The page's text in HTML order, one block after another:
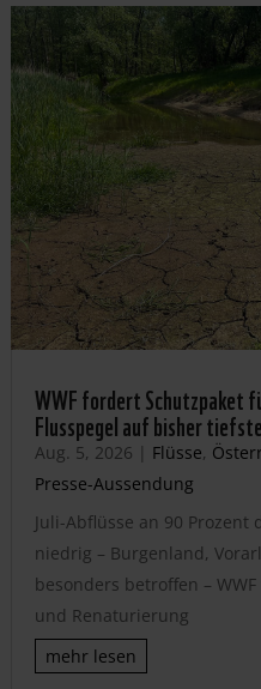
WWF fordert Schutzpaket
Flusspegel auf bisher
Aug. 5, 2026 | Flüsse,
Presse-Aussendung
Juli-Abflüsse an 90 Prozent
niedrig – Burgenland,
besonders betroffen –
und Renaturierung
mehr lesen